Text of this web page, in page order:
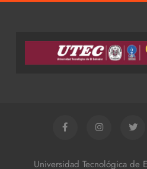
Universidad Tecnológica de